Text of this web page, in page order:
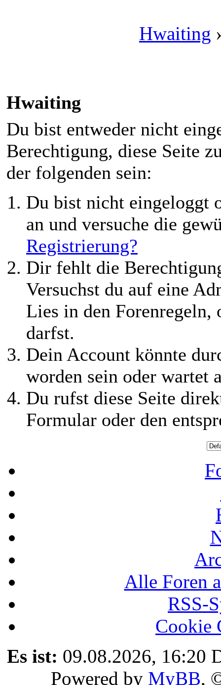
Hwaiting
Hwaiting
Du bist entweder nicht
Berechtigung, diese Seite
der folgenden sein:
Du bist nicht eingeloggt
an und versuche die
Registrierung?
Dir fehlt die
Versuchst du auf eine
Lies in den Forenregeln,
darfst.
Dein Account könnte
worden sein oder wartet
Du rufst diese Seite
Formular oder den
Alle Foren
RSS-
Cookie
Es ist: 09.08.2026, 16:20
Powered by MyBB,